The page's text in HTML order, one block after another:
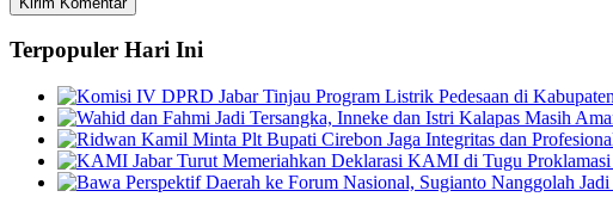
Terpopuler Hari Ini